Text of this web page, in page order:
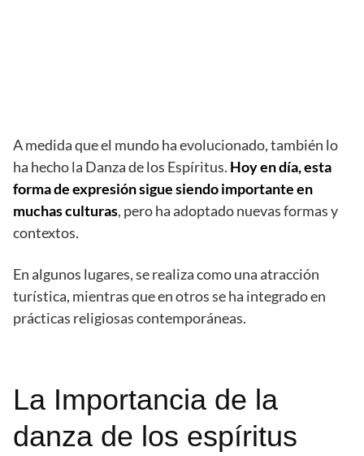
A medida que el mundo ha evolucionado, también lo
ha hecho la Danza de los Espíritus. Hoy en día, esta
forma de expresión sigue siendo importante en
muchas culturas, pero ha adoptado nuevas formas y
contextos.
En algunos lugares, se realiza como una atracción
turística, mientras que en otros se ha integrado en
prácticas religiosas contemporáneas.
La Importancia de la
danza de los espíritus